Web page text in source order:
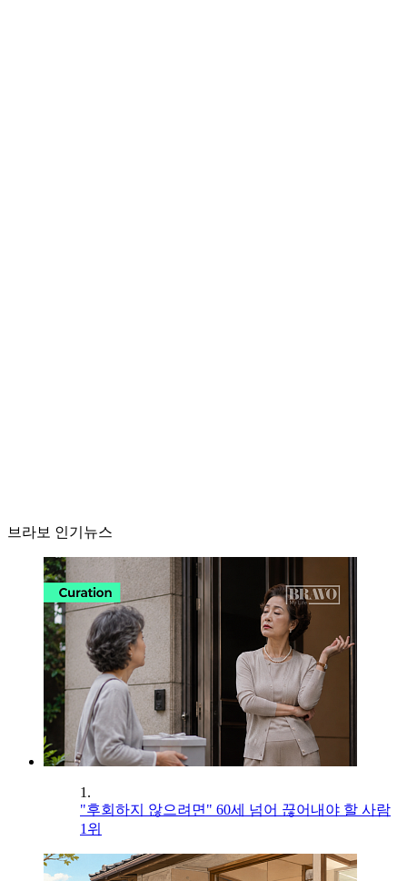
브라보 인기뉴스
1.
"후회하지 않으려면" 60세 넘어 끊어내야 할 사람
1위